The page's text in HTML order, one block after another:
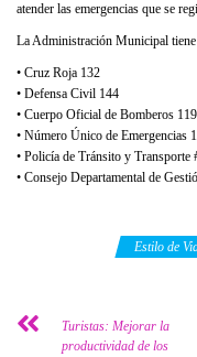
atender las emergencias que se
La Administración Municipal
• Cruz Roja 132
• Defensa Civil 144
• Cuerpo Oficial de Bomberos 119
• Número Único de Emergencias
• Policía de Tránsito y Transporte
• Consejo Departamental de
Estilo de
Turistas: Mejorar la
productividad de los